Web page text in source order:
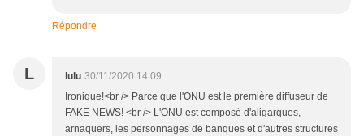
Répondre
L lulu 30/11/2020 14:09
Ironique!<br /> Parce que l'ONU est le première diffuseur de
FAKE NEWS! <br /> L'ONU est composé d'aligarques,
arnaquers, les personnages de banques et d'autres structures